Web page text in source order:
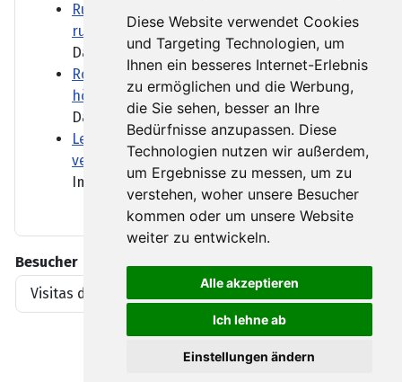
Diese Website verwendet Cookies
und Targeting Technologien, um
Ihnen ein besseres Internet-Erlebnis
zu ermöglichen und die Werbung,
die Sie sehen, besser an Ihre
Bedürfnisse anzupassen. Diese
Technologien nutzen wir außerdem,
um Ergebnisse zu messen, um zu
verstehen, woher unsere Besucher
kommen oder um unsere Website
weiter zu entwickeln.
Alle akzeptieren
Ich lehne ab
Einstellungen ändern
Russisches Haus in Berlin: Tarnung für
russische Geheimdienste?
Das Russische Haus der...
Robert Koch-Institut: Zahl der Hitzetoten
höher als angenommen
Das Robert Koch-Institut hat...
Lebenslange Haft nach Auto-Anschlag auf
ver.di-Demo in München
Im Prozess um den tödlichen...
Besucher
Visitas del artículo